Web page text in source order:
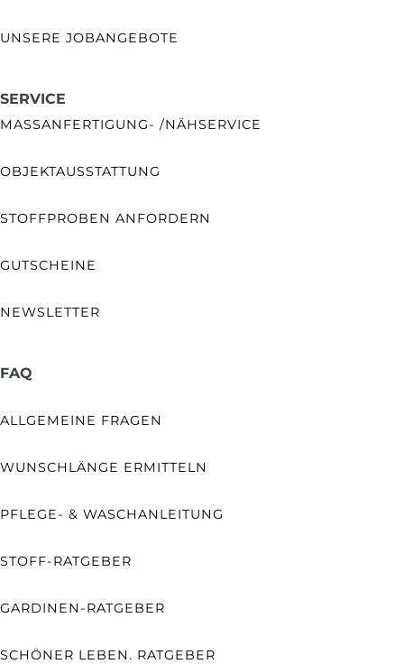
UNSERE JOBANGEBOTE
SERVICE
MASSANFERTIGUNG- /NÄHSERVICE
OBJEKTAUSSTATTUNG
STOFFPROBEN ANFORDERN
GUTSCHEINE
NEWSLETTER
FAQ
ALLGEMEINE FRAGEN
WUNSCHLÄNGE ERMITTELN
PFLEGE- & WASCHANLEITUNG
STOFF-RATGEBER
GARDINEN-RATGEBER
SCHÖNER LEBEN. RATGEBER